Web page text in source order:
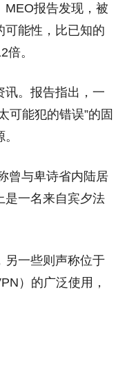
MEO报告发现，被
可能性，比已知的
。
讯。报告指出，一
可能犯的错误”的固
曾与卑诗省内陆居
是一名来自宾夕法
另一些则声称位于
）的广泛使用，